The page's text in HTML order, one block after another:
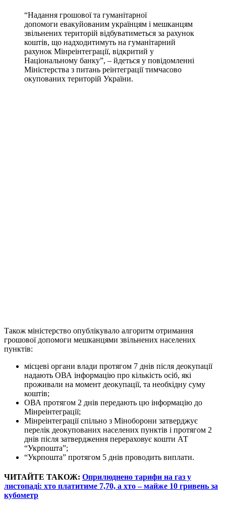
“Надання грошової та гуманітарної
допомоги евакуйованим українцям і мешканцям
звільнених територій відбуватиметься за рахунок
коштів, що надходитимуть на гуманітарний
рахунок Мінреінтеграції, відкритий у
Національному банку”, – йдеться у повідомленні
Міністерства з питань реінтеграції тимчасово
окупованих територій України.
Також міністерство опублікувало алгоритм отримання
грошової допомоги мешканцями звільнених населених
пунктів:
місцеві органи влади протягом 7 днів після деокупації
надають ОВА інформацію про кількість осіб, які
проживали на момент деокупації, та необхідну суму
коштів;
ОВА протягом 2 днів передають цю інформацію до
Мінреінтеграції;
Мінреінтеграції спільно з Міноборони затверджує
перелік деокупованих населених пунктів і протягом 2
днів після затвердження перераховує кошти АТ
“Укрпошта”;
“Укрпошта” протягом 5 днів проводить виплати.
ЧИТАЙТЕ ТАКОЖ: Оприлюднено тарифи на газ у
листопаді: хто платитиме 7,70, а хто – майже 10 гривень за
кубометр